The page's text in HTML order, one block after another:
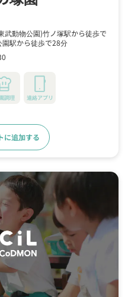
武動物公園)竹ノ塚駅から徒歩で
園駅から徒歩で28分
調理 連絡アプリ
に追加する